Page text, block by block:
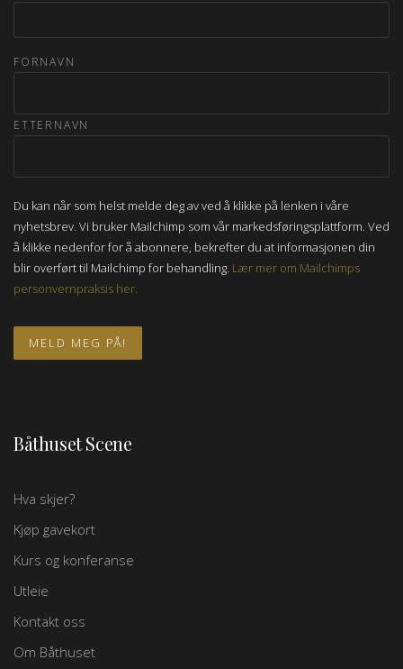
FORNAVN
ETTERNAVN
Du kan når som helst melde deg av ved å klikke på lenken i våre
nyhetsbrev. Vi bruker Mailchimp som vår markedsføringsplattform. Ved
å klikke nedenfor for å abonnere, bekrefter du at informasjonen din
blir overført til Mailchimp for behandling. Lær mer om Mailchimps
personvernpraksis her.
Båthuset Scene
Hva skjer?
Kjøp gavekort
Kurs og konferanse
Utleie
Kontakt oss
Om Båthuset